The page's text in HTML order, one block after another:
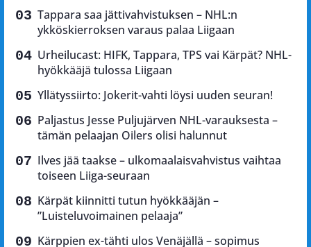
Tappara saa jättivahvistuksen – NHL:n
ykköskierroksen varaus palaa Liigaan
Urheilucast: HIFK, Tappara, TPS vai Kärpät? NHL-
hyökkääjä tulossa Liigaan
Yllätyssiirto: Jokerit-vahti löysi uuden seuran!
Paljastus Jesse Puljujärven NHL-varauksesta –
tämän pelaajan Oilers olisi halunnut
Ilves jää taakse – ulkomaalaisvahvistus vaihtaa
toiseen Liiga-seuraan
Kärpät kiinnitti tutun hyökkääjän –
”Luisteluvoimainen pelaaja”
Kärppien ex-tähti ulos Venäjällä – sopimus